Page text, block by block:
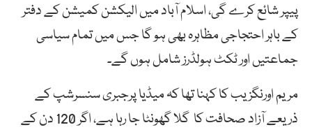
پیپر شائع کرے گی، اسلام آباد میں الیکشن کمیشن کے دفتر
کے باہر احتجاجی مظاہرہ بھی ہو گا جس میں تمام سیاسی
جماعتیں اور ٹکٹ ہولڈرز شامل ہوں گے۔
مریم اورنگزیب کا کہنا تھا کہ میڈیا پرجبری سنسرشپ کے
ذریعے آزاد صحافت کا گلا گھونٹا جا رہا ہے، اگر 120 دن کے